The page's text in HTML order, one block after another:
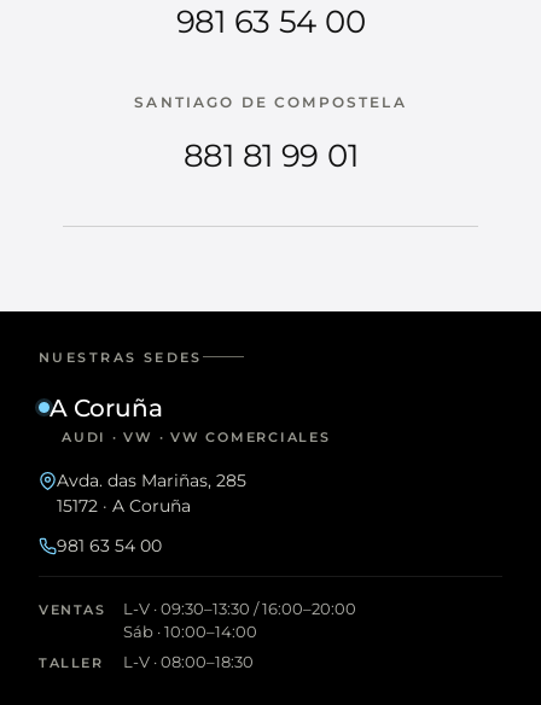
981 63 54 00
SANTIAGO DE COMPOSTELA
881 81 99 01
NUESTRAS SEDES
A Coruña
AUDI · VW · VW COMERCIALES
Avda. das Mariñas, 285
15172 · A Coruña
981 63 54 00
VENTAS
L-V · 09:30–13:30 / 16:00–20:00
Sáb · 10:00–14:00
TALLER L-V · 08:00–18:30